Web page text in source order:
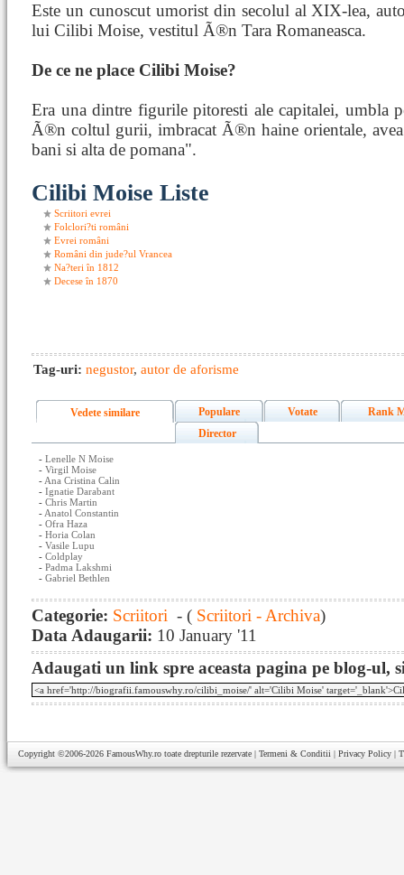
Este un cunoscut umorist din secolul al XIX-lea,
lui Cilibi Moise, vestitul Ã®n Tara Romaneasca.
De ce ne place Cilibi Moise?
Era una dintre figurile pitoresti ale capitalei, umbla
Ã®n coltul gurii, imbracat Ã®n haine orientale,
bani si alta de pomana".
Cilibi Moise Liste
Scriitori evrei
Folclori?ti români
Evrei români
Români din jude?ul Vrancea
Na?teri în 1812
Decese în 1870
Tag-uri: negustor, autor de aforisme
Vedete similare Populare Votate
Rank
Director
- Lenelle N Moise
- Virgil Moise
- Ana Cristina Calin
- Ignatie Darabant
- Chris Martin
- Anatol Constantin
- Ofra Haza
- Horia Colan
- Vasile Lupu
- Coldplay
- Padma Lakshmi
- Gabriel Bethlen
Categorie: Scriitori - ( Scriitori - Archiva)
Data Adaugarii: 10 January '11
Adaugati un link spre aceasta pagina pe blog-ul,
Copyright ©2006-2026 FamousWhy.ro toate drepturile rezervate | Termeni & Conditii | Privacy Policy |